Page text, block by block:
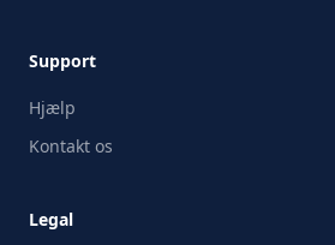
Support
Hjælp
Kontakt os
Legal